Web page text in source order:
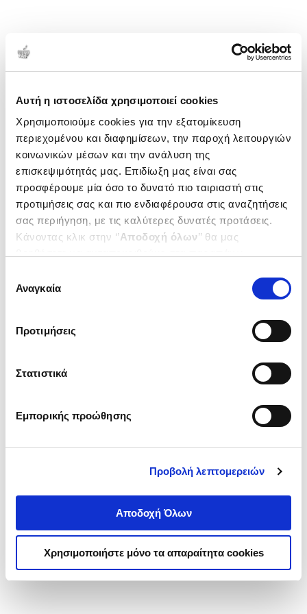
Αυτή η ιστοσελίδα χρησιμοποιεί cookies
Χρησιμοποιούμε cookies για την εξατομίκευση
περιεχομένου και διαφημίσεων, την παροχή λειτουργιών
κοινωνικών μέσων και την ανάλυση της
επισκεψιμότητάς μας. Επιδίωξη μας είναι σας
προσφέρουμε μία όσο το δυνατό πιο ταιριαστή στις
προτιμήσεις σας και πιο ενδιαφέρουσα στις αναζητήσεις
σας περιήγηση, με τις καλύτερες δυνατές προτάσεις.
Κάνοντας κλικ στην ‘’Αποδοχή όλων’’ θα μας
ενδιαφέρουν και να επιλέξετε από τα παρακάτω με την
΄΄και να ενημερωθείτε σχετικά με
συγκατάθεσης
Αναγκαία
Προτιμήσεις
Στατιστικά
Εμπορικής προώθησης
Προβολή λεπτομερειών
Αποδοχή Όλων
Χρησιμοποιήστε μόνο τα απαραίτητα cookies